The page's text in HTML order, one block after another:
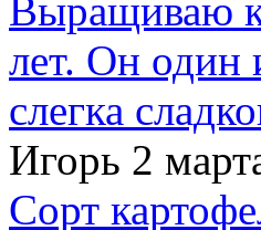
Выращиваю
лет. Он один
слегка
Игорь 2
Сорт